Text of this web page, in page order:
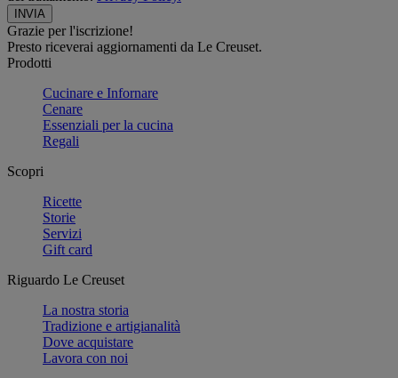
Grazie per l'iscrizione!
Presto riceverai aggiornamenti da Le Creuset.
Prodotti
Cucinare e Infornare
Cenare
Essenziali per la cucina
Regali
Scopri
Ricette
Storie
Servizi
Gift card
Riguardo Le Creuset
La nostra storia
Tradizione e artigianalità
Dove acquistare
Lavora con noi